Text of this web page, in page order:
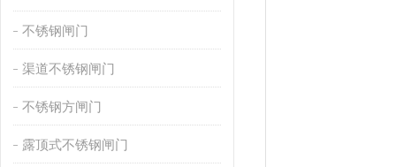
不锈钢闸门
渠道不锈钢闸门
不锈钢方闸门
露顶式不锈钢闸门